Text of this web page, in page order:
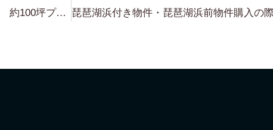
今週は・・和邇浜・琵琶湖浜付き 約100坪プラスα でしょうね（笑）大きさもお手頃サイズで（笑）詳細を 今日・明日で調べてきて ご予算合いそうな方へ LINE します！